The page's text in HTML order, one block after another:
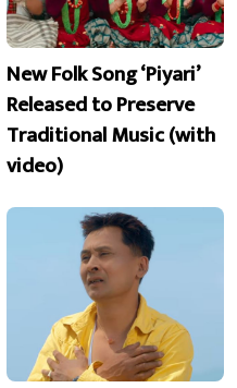
New Folk Song ‘Piyari’
Released to Preserve
Traditional Music (with
video)